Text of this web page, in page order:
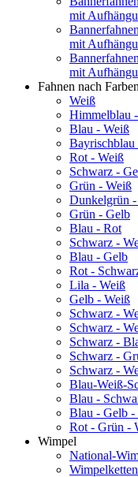
mit
mit
mit
Fahnen nach Farben
Weiß
Himmelblau
Blau - Weiß
Bayrischblau
Rot - Weiß
Schwarz -
Grün - Weiß
Dunkelgrün
Grün - Gelb
Blau - Rot
Schwarz -
Blau - Gelb
Rot -
Lila - Weiß
Gelb - Weiß
Schwarz -
Schwarz -
Schwarz -
Schwarz -
Schwarz -
Blau-Weiß-
Blau -
Blau - Gelb -
Rot - Grün -
Wimpel
National-